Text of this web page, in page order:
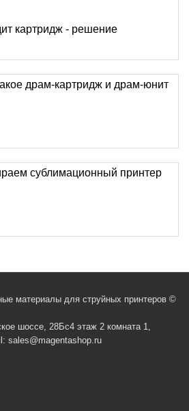
картридж - решение
драм-картридж и драм-юнит
сублимационный принтер
материалы для струйных принтеров ©
шоссе, 28Бс4 этаж 2 комната 1,
sales@magentashop.ru